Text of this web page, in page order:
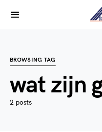
BROWSING TAG
wat zijn
2 posts